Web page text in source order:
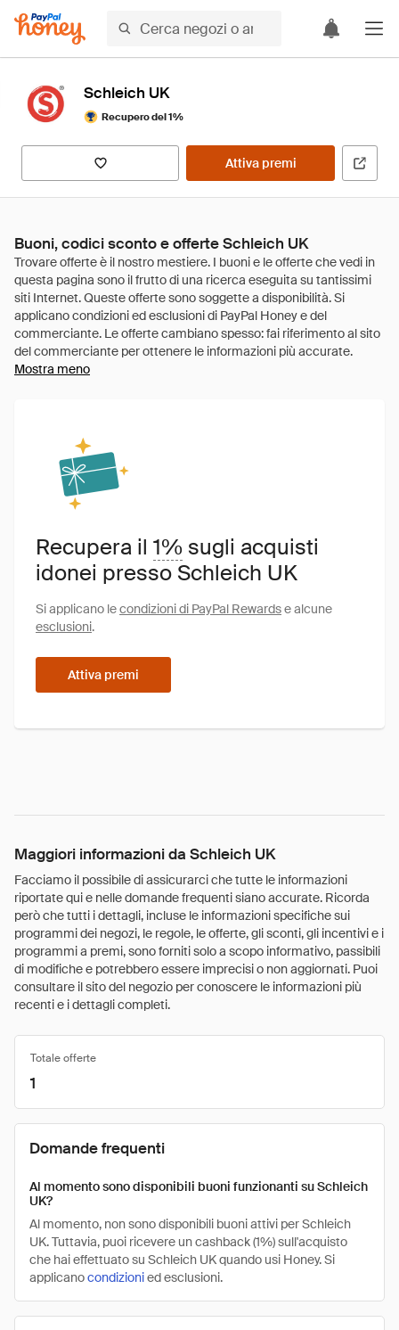
Schleich UK
Recupero del 1%
Attiva premi
Buoni, codici sconto e offerte Schleich UK
Mostra meno
Recupera il 1% sugli acquisti
idonei presso Schleich UK
Si applicano lecondizioni di PayPal Rewardse alcune
esclusioni.
Attiva premi
Maggiori informazioni da Schleich UK
Facciamo il possibile di assicurarci che tutte le informazioni
riportate qui e nelle domande frequenti siano accurate. Ricorda
però che tutti i dettagli, incluse le informazioni specifiche sui
programmi dei negozi, le regole, le offerte, gli sconti, gli incentivi e i
programmi a premi, sono forniti solo a scopo informativo, passibili
di modifiche e potrebbero essere imprecisi o non aggiornati. Puoi
consultare il sito del negozio per conoscere le informazioni più
recenti e i dettagli completi.
Totale offerte
1
Domande frequenti
Al momento sono disponibili buoni funzionanti su Schleich
UK?
Al momento, non sono disponibili buoni attivi per Schleich
UK. Tuttavia, puoi ricevere un cashback (1%) sull'acquisto
che hai effettuato su Schleich UK quando usi Honey. Si
applicanocondizionied esclusioni.